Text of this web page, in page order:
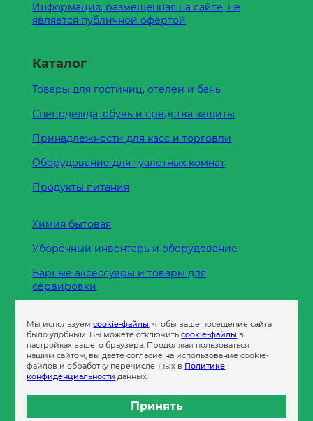
Информация, размещенная на сайте, не
является публичной офертой
Каталог
Товары для гостиниц, отелей и бань
Спецодежда, обувь и средства защиты
Принадлежности для касс и торговли
Оборудование для туалетных комнат
Продукты питания
Химия бытовая
Уборочный инвентарь и оборудование
Барные аксессуары и товары для
сервировки
Пленка
Пакеты и сумки
Контейнеры
Мы используемcookie-файлы, чтобы ваше посещение сайта
было удобным. Вы можете отключитьcookie-файлы в
настройках вашего браузера. Продолжая пользоваться
нашим сайтом, вы даете согласие на использование cookie-
файлов и обработку перечисленных в Политике
конфиденциальности данных.
Принять